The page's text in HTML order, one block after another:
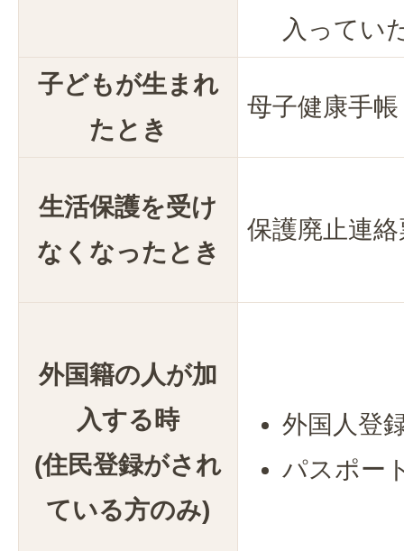
入ってい
子どもが生まれ
たとき
母子健康手帳
生活保護を受け
なくなったとき
保護廃止連絡
外国籍の人が加
入する時
(住民登録がされ
ている方のみ)
外国人登
パスポー